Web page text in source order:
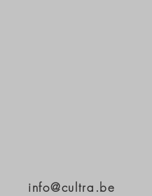
info@cultra.be